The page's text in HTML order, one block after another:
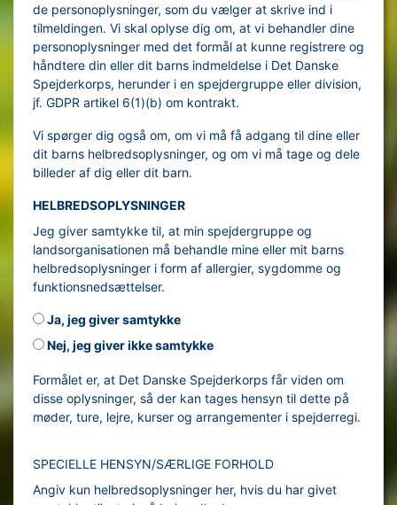
de personoplysninger, som du vælger at skrive ind i
tilmeldingen. Vi skal oplyse dig om, at vi behandler dine
personoplysninger med det formål at kunne registrere og
håndtere din eller dit barns indmeldelse i Det Danske
Spejderkorps, herunder i en spejdergruppe eller division,
jf. GDPR artikel 6(1)(b) om kontrakt.
Vi spørger dig også om, om vi må få adgang til dine eller
dit barns helbredsoplysninger, og om vi må tage og dele
billeder af dig eller dit barn.
HELBREDSOPLYSNINGER
Jeg giver samtykke til, at min spejdergruppe og
landsorganisationen må behandle mine eller mit barns
helbredsoplysninger i form af allergier, sygdomme og
funktionsnedsættelser.
Ja, jeg giver samtykke
Nej, jeg giver ikke samtykke
Formålet er, at Det Danske Spejderkorps får viden om
disse oplysninger, så der kan tages hensyn til dette på
møder, ture, lejre, kurser og arrangementer i spejderregi.
SPECIELLE HENSYN/SÆRLIGE FORHOLD
Angiv kun helbredsoplysninger her, hvis du har givet